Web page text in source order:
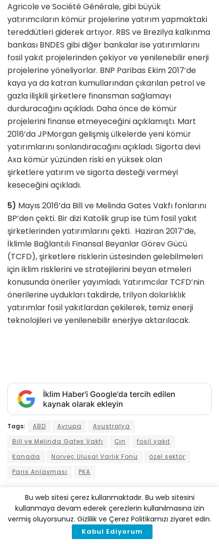
Agricole ve Société Générale, gibi büyük
yatırımcıların kömür projelerine yatırım yapmaktaki
tereddütleri giderek artıyor. RBS ve Brezilya kalkınma
bankası BNDES gibi diğer bankalar ise yatırımlarını
fosil yakıt projelerinden çekiyor ve yenilenebilir enerji
projelerine yöneliyorlar. BNP Paribas Ekim 2017’de
kaya ya da katran kumullarından çıkarılan petrol ve
gazla ilişkili şirketlere finansman sağlamayı
durduracağını açıkladı. Daha önce de kömür
projelerini finanse etmeyeceğini açıklamıştı. Mart
2016’da JPMorgan gelişmiş ülkelerde yeni kömür
yatırımlarını sonlandıracağını açıkladı. Sigorta devi
Axa kömür yüzünden riski en yüksek olan
şirketlereyatırım ve sigorta desteği vermeyi
keseceğini açıkladı.
5) Mayıs 2016’da Bill ve Melinda Gates Vakfı fonlarını
BP’den çekti. Bir dizi Katolik grup ise tüm fosil yakıt
şirketlerinden yatırımlarını çekti. Haziran 2017’de,
İklimle Bağlantılı Finansal Beyanlar Görev Gücü
(TCFD), şirketlere risklerin üstesinden gelebilmeleri
için iklim risklerini ve stratejilerini beyan etmeleri
konusunda öneriler yayımladı. Yatırımcılar TCFD’nin
önerilerine uydukları takdirde, trilyon dolarlıklık
yatırımlar fosil yakıtlardan çekilerek, temiz enerji
teknolojileri ve yenilenebilir enerjiye aktarılacak.
İklim Haber'i Google'da tercih edilen
kaynak olarak ekleyin
Tags: ABD Avrupa
Avustralya
Bill ve Melinda Gates Vakfı
Çin
fosil yakıt
Kanada
Norveç Ulusal Varlık Fonu
özel sektör
Paris Anlaşması
PKA
İlginiziÇekebilir
Bu web sitesi çerez kullanmaktadır. Bu web sitesini
kullanmaya devam ederek çerezlerin kullanılmasına izin
vermiş oluyorsunuz. Gizlilik ve Çerez Politikamızı ziyaret edin.
Kabul Ediyorum